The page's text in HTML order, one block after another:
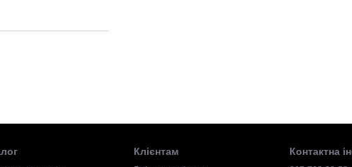
Клієнтам Контактна